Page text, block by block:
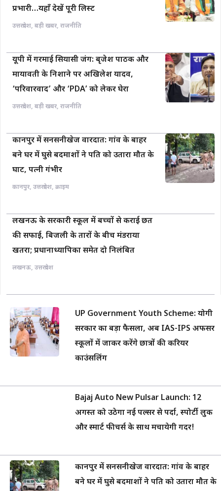
प्रभारी…यहाँ देखें पूरी लिस्ट
उत्तरप्रदेश, बड़ी खबर, राजनीति
यूपी में गरमाई सियासी जंग: बृजेश पाठक और
मायावती के निशाने पर अखिलेश यादव,
‘परिवारवाद’ और ‘PDA’ को लेकर घेरा
उत्तरप्रदेश, बड़ी खबर, राजनीति
कानपुर में सनसनीखेज वारदात: गांव के बाहर
बने घर में घुसे बदमाशों ने पति को उतारा मौत के
घाट, पत्नी गंभीर
कानपुर, उत्तरप्रदेश, क्राइम
लखनऊ के सरकारी स्कूल में बच्चों से कराई छत
की सफाई, बिजली के तारों के बीच मंडराया
खतरा; प्रधानाध्यापिका समेत दो निलंबित
लखनऊ, उत्तरप्रदेश
UP Government Youth Scheme: योगी
सरकार का बड़ा फैसला, अब IAS-IPS अफसर
स्कूलों में जाकर करेंगे छात्रों की करियर
काउंसलिंग
Bajaj Auto New Pulsar Launch: 12
अगस्त को उठेगा नई पल्सर से पर्दा, स्पोर्टी लुक
और स्मार्ट फीचर्स के साथ मचायेगी गदर!
कानपुर में सनसनीखेज वारदात: गांव के बाहर
बने घर में घुसे बदमाशों ने पति को उतारा मौत के